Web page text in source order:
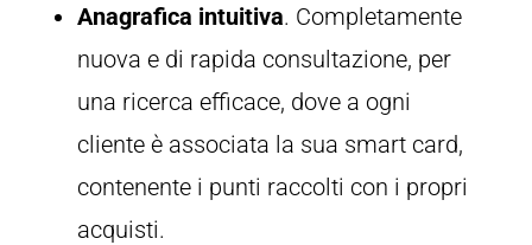
Anagrafica intuitiva. Completamente
nuova e di rapida consultazione, per
una ricerca efficace, dove a ogni
cliente è associata la sua smart card,
contenente i punti raccolti con i propri
acquisti.